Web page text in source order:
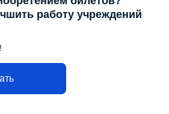
работу учреждений